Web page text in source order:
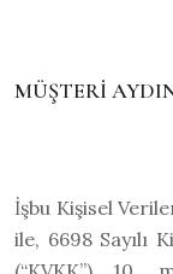
MÜŞTERİ
İşbu Kişisel
ile, 6698 Sayılı